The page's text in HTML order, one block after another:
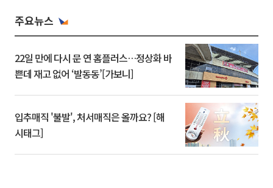
주요뉴스
22일 만에 다시 문 연 홈플러스…정상화 바
쁜데 재고 없어 ‘발동동’[가보니]
입추매직 '불발', 처서매직은 올까요? [해
시태그]